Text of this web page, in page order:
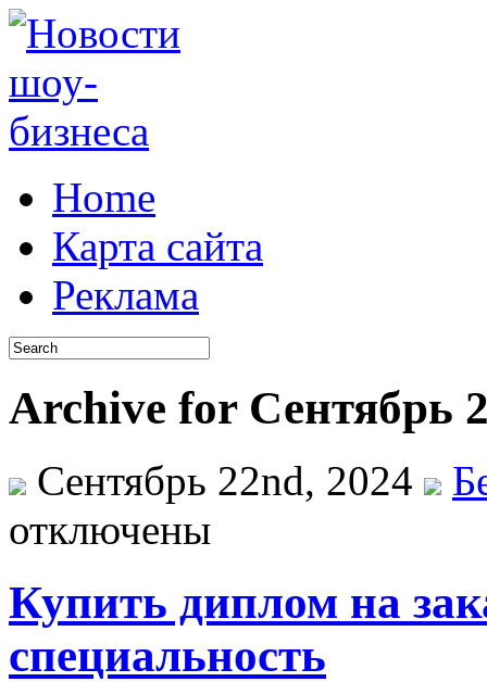
Home
Карта сайта
Реклама
Archive for Сентябрь
Сентябрь 22nd, 2024
отключены
Купить диплом на
специальность